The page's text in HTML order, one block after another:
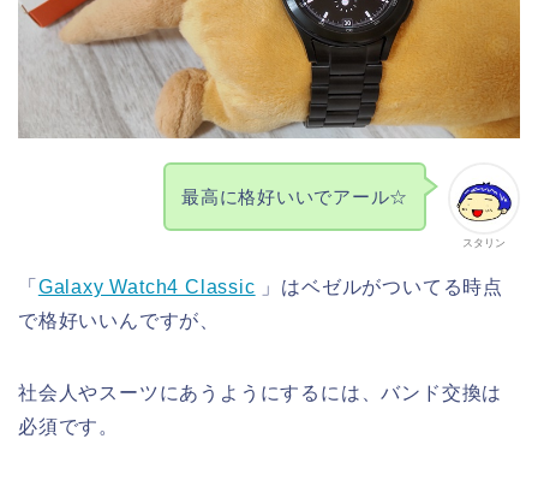
スタリン
最高に格好いいでアール☆
「 Galaxy Watch4 Classic 」はベゼルがついてる時点
で格好いいんですが、
社会人やスーツにあうようにするには、バンド交換は
必須です。